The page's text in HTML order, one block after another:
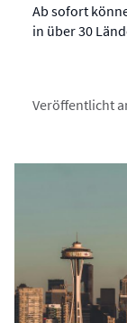
Ab sofort
in über 30
Veröffentlicht